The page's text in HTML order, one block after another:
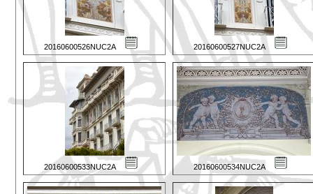
20160600526NUC2A 20160600527NUC2A
20160600533NUC2A 20160600534NUC2A